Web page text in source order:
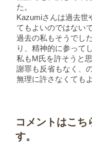
た。
Kazumiさんは過去世
てもよいのではない
過去の私もそうでし
り、精神的に参って
私もM氏を許そうと
謝罪も反省もなく、
無理に許さなくても
コメントはこち
す。